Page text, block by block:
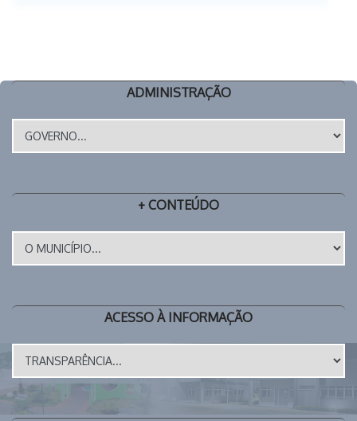
ADMINISTRAÇÃO
+ CONTEÚDO
ACESSO À INFORMAÇÃO